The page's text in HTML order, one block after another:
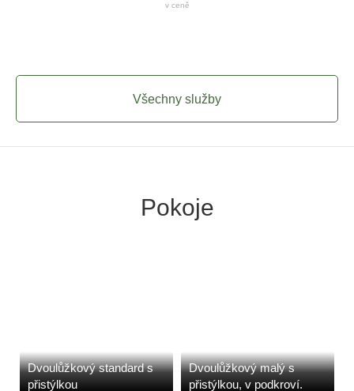
v ceně
Všechny služby
Pokoje
Dvoulůžkový standard s
přistýlkou
Dvoulůžkový malý s
přistýlkou, v podkroví.